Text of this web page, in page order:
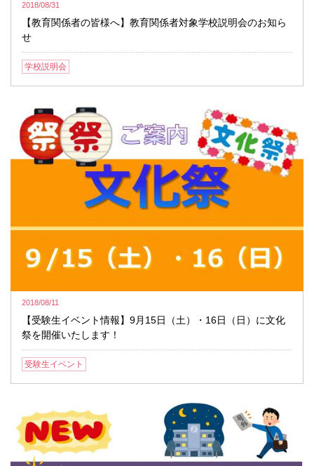
2018/08/31
【教育関係者の皆様へ】教育関係者対象学校説明会のお知ら
せ
学校説明会
2018/08/11
【受験生イベント情報】9月15日（土）・16日（日）に文化
祭を開催いたします！
受験生イベント